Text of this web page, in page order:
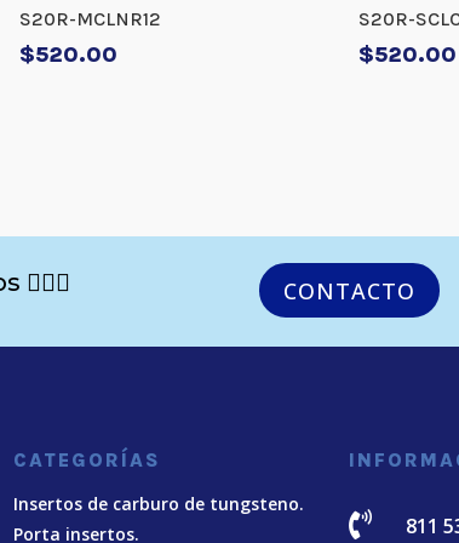
S20R-MCLNR12
$520.00
S20R-
$520.00
CONTACTO
CATEGORÍAS
Insertos de carburo de tungsteno.
Porta insertos.
 811